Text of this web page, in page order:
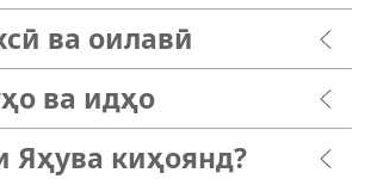
ва оилавӣ
ва идҳо
киҳоянд?